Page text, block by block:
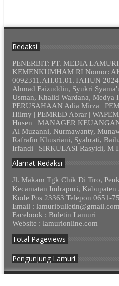
Redaksi
PENERBIT: PT. MEDIA
KEMENKUMHAM RI Nomor:
0092311.AH.01.01.TAHUN
Ahmad Faizuddin, Syukri
Usman, Khalid Wardana, Medya
PERUSAHAAN Adia Mirza |
Hilmy | PEMRED Abrar |
Husen | MANAGER
Al Muzanni, Nurmawanty,
Rafrafin Khusriani, Syahrati,
Irfandi | SIRKULASI Rasyidi, M
Alamat Redaksi
Jl. Makam Tgk Chik Di Tiro,
Kecamatan Indrapuri, Kabupaten
Kode Pos 23363 Telepon 0651-
Email : lamuribulletin@gmail.com
Facebook : Buletin Lamuri
Website : lamurionline.com
Total Pageviews
Pengunjung Lamuri